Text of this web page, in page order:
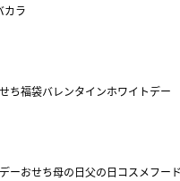
カラ
ち福袋バレンタインホワイトデー
ーおせち母の日父の日 コスメフード